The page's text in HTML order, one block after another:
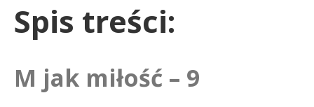
Spis treści:
M jak miłość – 9